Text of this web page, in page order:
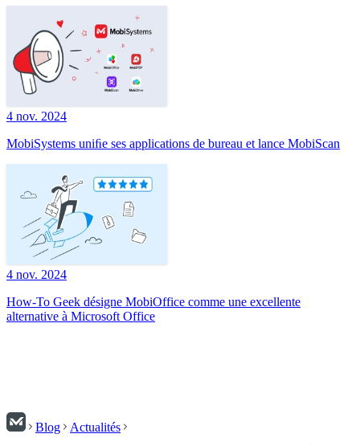
4 nov. 2024
MobiSystems uniﬁe ses applications de bureau et lance MobiScan
4 nov. 2024
How-To Geek désigne MobiOffice comme une excellente
alternative à Microsoft Office
Blog
Actualités